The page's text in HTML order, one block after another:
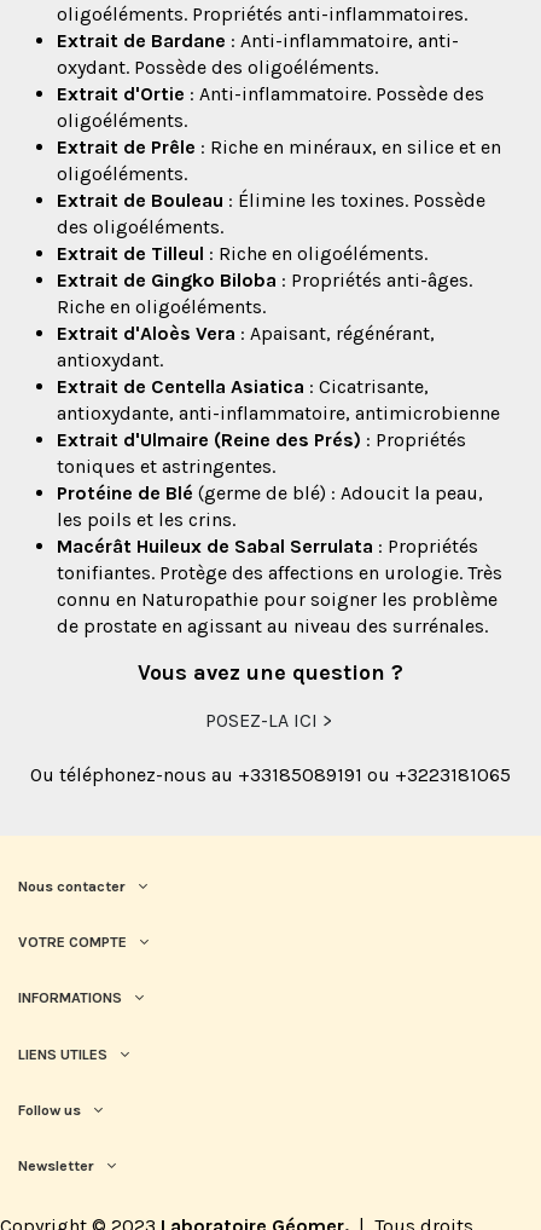
oligoéléments. Propriétés anti-inflammatoires.
Extrait de Bardane : Anti-inflammatoire, anti-
oxydant. Possède des oligoéléments.
Extrait d'Ortie : Anti-inflammatoire. Possède des
oligoéléments.
Extrait de Prêle : Riche en minéraux, en silice et en
oligoéléments.
Extrait de Bouleau : Élimine les toxines. Possède
des oligoéléments.
Extrait de Tilleul : Riche en oligoéléments.
Extrait de Gingko Biloba : Propriétés anti-âges.
Riche en oligoéléments.
Extrait d'Aloès Vera : Apaisant, régénérant,
antioxydant.
Extrait de Centella Asiatica : Cicatrisante,
antioxydante, anti-inflammatoire, antimicrobienne
Extrait d'Ulmaire (Reine des Prés) : Propriétés
toniques et astringentes.
Protéine de Blé (germe de blé) : Adoucit la peau,
les poils et les crins.
Macérât Huileux de Sabal Serrulata : Propriétés
tonifiantes. Protège des affections en urologie. Très
connu en Naturopathie pour soigner les problème
de prostate en agissant au niveau des surrénales.
Vous avez une question ?
POSEZ-LA ICI >
Ou téléphonez-nous au +33185089191 ou +3223181065
Nous contacter
VOTRE COMPTE
INFORMATIONS
LIENS UTILES
Follow us
Newsletter